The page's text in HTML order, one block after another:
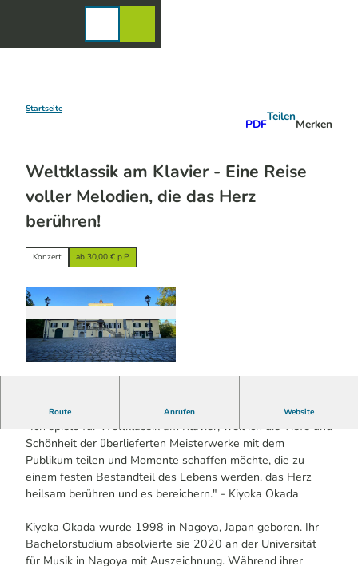
Startseite
PDF
Teilen
Merken
Weltklassik am Klavier - Eine Reise
voller Melodien, die das Herz
berühren!
Konzert ab 30,00 € p.P.
Route Anrufen Website
Kiyoka Okada
"Ich spiele für Weltklassik am Klavier, weil ich die Tiefe und
Schönheit der überlieferten Meisterwerke mit dem
Publikum teilen und Momente schaffen möchte, die zu
einem festen Bestandteil des Lebens werden, das Herz
heilsam berühren und es bereichern." - Kiyoka Okada
Kiyoka Okada wurde 1998 in Nagoya, Japan geboren. Ihr
Bachelorstudium absolvierte sie 2020 an der Universität
für Musik in Nagoya mit Auszeichnung. Während ihrer